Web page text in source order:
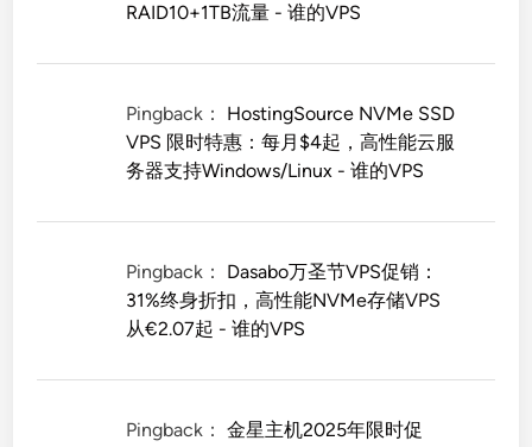
RAID10+1TB流量 - 谁的VPS
Pingback： HostingSource NVMe SSD
VPS 限时特惠：每月$4起，高性能云服
务器支持Windows/Linux - 谁的VPS
Pingback： Dasabo万圣节VPS促销：
31%终身折扣，高性能NVMe存储VPS
从€2.07起 - 谁的VPS
Pingback：金星主机2025年限时促